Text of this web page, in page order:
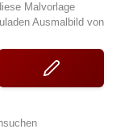
Malvorlage
Ausmalbild von